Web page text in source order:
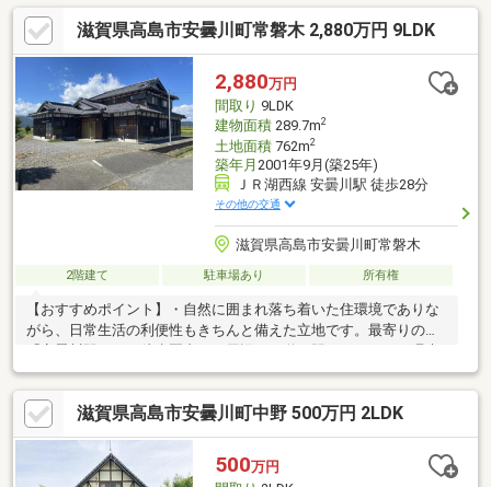
建 床面積：１階３８．８８㎡ ２階３８．８８㎡ ※２階西側
約１０帖の詳細については不明となっています◎写真中の家具等
は売買対象外
滋賀県高島市安曇川町常磐木 2,880万円 9LDK
2,880万円
間取り 9LDK
建物面積289.7m2
土地面積762m2
築年月 2001年9月(築25年)
ＪＲ湖西線 安曇川駅 徒歩28分
その他の交通
滋賀県高島市安曇川町常磐木
2階建て 駐車場あり 所有権
【おすすめポイント】・自然に囲まれ落ち着いた住環境でありな
がら、日常生活の利便性もきちんと備えた立地です。最寄りの
のお出かけやお買い物にも便利です。・倉庫が2棟あるため工具や
アウトドア用品の収納、DIYスペースとしてもご活用いただけま
す。・静かな住宅地に位置しているため、落ち着いた暮らしを求
める方や、セカンドハウスをお考えの方にもおすすめの物件で
滋賀県高島市安曇川町中野 500万円 2LDK
500万円